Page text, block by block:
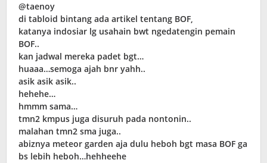
@taenoy
di tabloid bintang ada artikel tentang BOF,
katanya indosiar lg usahain bwt ngedatengin pemain
BOF..
kan jadwal mereka padet bgt…
huaaa…semoga ajah bnr yahh..
asik asik asik..
hehehe…
hmmm sama…
tmn2 kmpus juga disuruh pada nontonin..
malahan tmn2 sma juga..
abiznya meteor garden aja dulu heboh bgt masa BOF ga
bs lebih heboh…hehheehe